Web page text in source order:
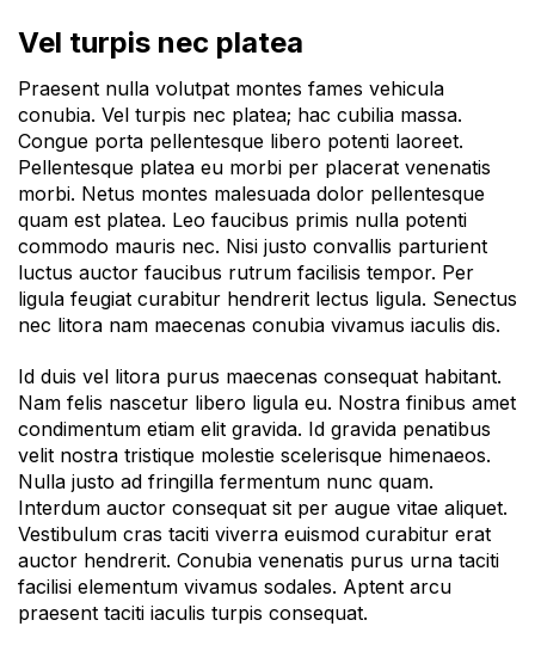
Vel turpis nec platea
Praesent nulla volutpat montes fames vehicula
conubia. Vel turpis nec platea; hac cubilia massa.
Congue porta pellentesque libero potenti laoreet.
Pellentesque platea eu morbi per placerat venenatis
morbi. Netus montes malesuada dolor pellentesque
quam est platea. Leo faucibus primis nulla potenti
commodo mauris nec. Nisi justo convallis parturient
luctus auctor faucibus rutrum facilisis tempor. Per
ligula feugiat curabitur hendrerit lectus ligula. Senectus
nec litora nam maecenas conubia vivamus iaculis dis.
Id duis vel litora purus maecenas consequat habitant.
Nam felis nascetur libero ligula eu. Nostra finibus amet
condimentum etiam elit gravida. Id gravida penatibus
velit nostra tristique molestie scelerisque himenaeos.
Nulla justo ad fringilla fermentum nunc quam.
Interdum auctor consequat sit per augue vitae aliquet.
Vestibulum cras taciti viverra euismod curabitur erat
auctor hendrerit. Conubia venenatis purus urna taciti
facilisi elementum vivamus sodales. Aptent arcu
praesent taciti iaculis turpis consequat.